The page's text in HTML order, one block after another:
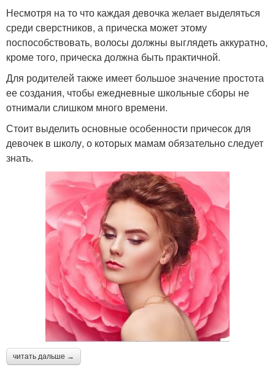
Несмотря на то что каждая девочка желает выделяться
среди сверстников, а прическа может этому
поспособствовать, волосы должны выглядеть аккуратно,
кроме того, прическа должна быть практичной.
Для родителей также имеет большое значение простота
ее создания, чтобы ежедневные школьные сборы не
отнимали слишком много времени.
Стоит выделить основные особенности причесок для
девочек в школу, о которых мамам обязательно следует
знать.
читать дальше →